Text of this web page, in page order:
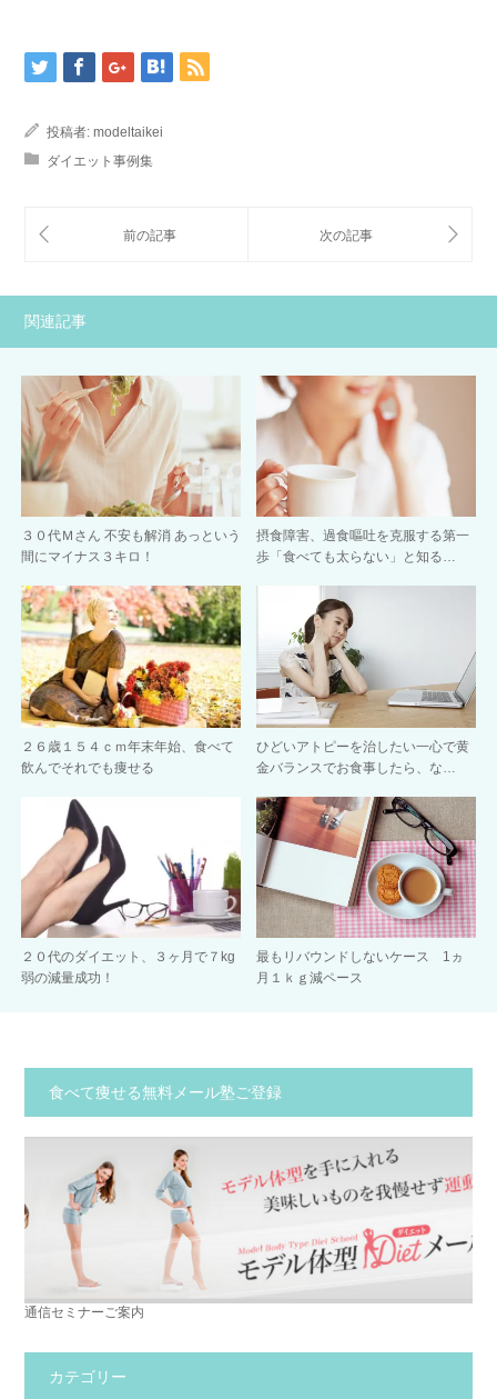
投稿者: modeltaikei
ダイエット事例集
関連記事
３０代Ｍさん 不安も解消 あっという
間にマイナス３キロ！
摂食障害、過食嘔吐を克服する第一
歩「食べても太らない」と知る…
２６歳１５４ｃｍ年末年始、食べて
飲んでそれでも痩せる
ひどいアトピーを治したい一心で黄
金バランスでお食事したら、な…
２０代のダイエット、３ヶ月で７kg
弱の減量成功！
最もリバウンドしないケース 1ヵ
月１ｋｇ減ペース
食べて痩せる無料メール塾ご登録
通信セミナーご案内
カテゴリー